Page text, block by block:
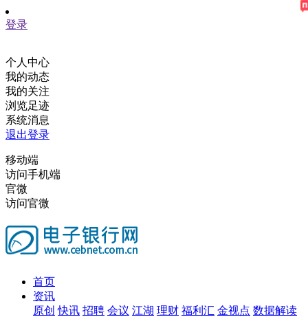
登录
个人中心
我的动态
我的关注
浏览足迹
系统消息
退出登录
移动端
访问手机端
官微
访问官微
首页
资讯
原创 快讯 招聘 会议 江湖 理财 福利汇 金视点 数据解读